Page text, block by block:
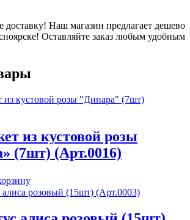
доставку! Наш магазин предлагает дешево
Оставляйте заказ любым удобным
из кустовой розы
(7шт) (Арт.0016)